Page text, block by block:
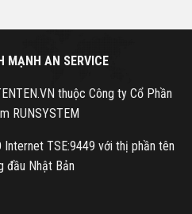
MẠNH AN SERVICE
thuộc Công ty Cổ Phần
RUNSYSTEM
Internet TSE:9449 với thị phần tên
đầu Nhật Bản